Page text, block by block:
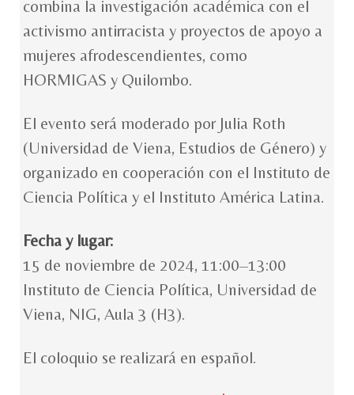
combina la investigación académica con el
activismo antirracista y proyectos de apoyo a
mujeres afrodescendientes, como
HORMIGAS y Quilombo.
El evento será moderado por Julia Roth
(Universidad de Viena, Estudios de Género) y
organizado en cooperación con el Instituto de
Ciencia Política y el Instituto América Latina.
Fecha y lugar:
15 de noviembre de 2024, 11:00–13:00
Instituto de Ciencia Política, Universidad de
Viena, NIG, Aula 3 (H3).
El coloquio se realizará en español.